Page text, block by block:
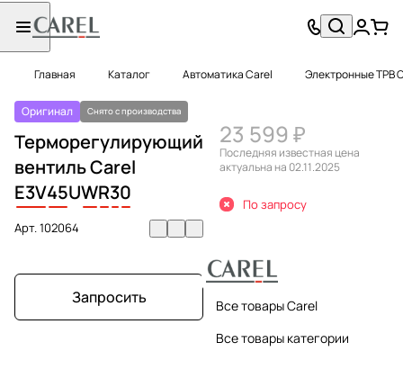
Главная Каталог Автоматика Carel Электронные ТРВ
Оригинал Снято с производства
Терморегулирующий
вентиль Carel
E3V45UWR30
Арт.102064
Запросить
23 599 ₽
Последняя известная цена
актуальна на 02.11.2025
По запросу
Все товары Carel
Все товары категории